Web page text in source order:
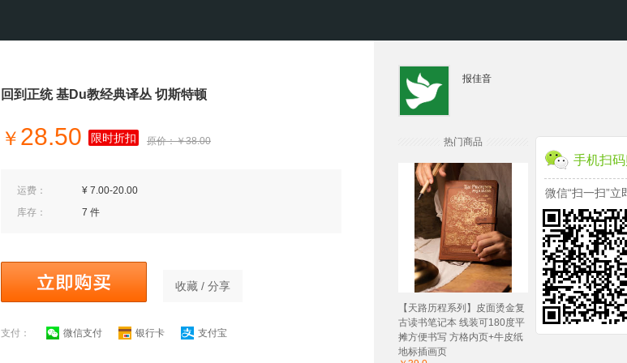
回到正统 基Du教经典译丛 切斯特顿
￥ 28.50 限时折扣 原价：￥38.00
运费：
¥ 7.00-20.00
库存：
7 件
收藏 / 分享
支付： 微信支付 银行卡 支付宝
报佳音
热门商品
【天路历程系列】皮面烫金复
古读书笔记本 线装可180度平
摊方便书写 方格内页+牛皮纸
地标插画页
手机扫
微信“扫一扫”立